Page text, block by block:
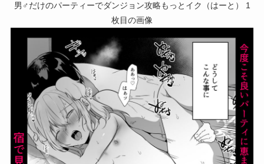
男♂だけのパーティーでダンジョン攻略もっとイク（はーと） 1
枚目の画像